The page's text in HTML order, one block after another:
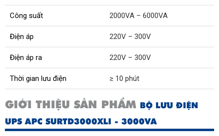
Công suất 2000VA – 6000VA
Điện áp 220V – 300V
Điện áp ra 220V – 300V
Thời gian lưu điện ≥ 10 phút
GIỚI THIỆU SẢN PHẨM BỘ LƯU ĐIỆN
UPS APC SURTD3000XLI - 3000VA